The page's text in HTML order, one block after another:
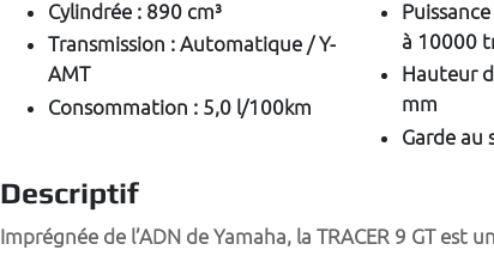
Cylindrée : 890 cm³
Transmission :Automatique / Y-
AMT
Consommation : 5,0 l/100km
à 10000
Hauteur
mm
Garde au
Descriptif
Imprégnée de l’ADN de Yamaha, la TRACER 9 GT